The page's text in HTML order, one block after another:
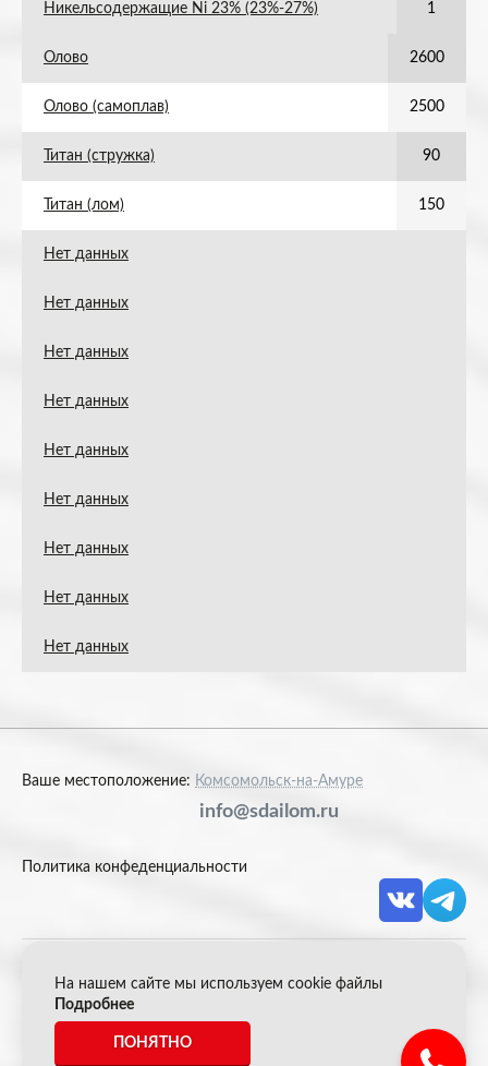
Никельсодержащие Ni 23% (23%-27%) 1
Олово 2600
Олово (самоплав) 2500
Титан (стружка) 90
Титан (лом) 150
Нет данных
Нет данных
Нет данных
Нет данных
Нет данных
Нет данных
Нет данных
Нет данных
Нет данных
Ваше местоположение: Комсомольск-на-Амуре
info@sdailom.ru
Политика конфеденциальности
© 2026 Акрон Скрап
*Все цены указанные на сайте не являются публичной
На нашем сайте мы используем cookie файлы
Подробнее
ПОНЯТНО